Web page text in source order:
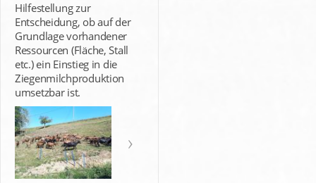
Hilfestellung zur
Entscheidung, ob auf der
Grundlage vorhandener
Ressourcen (Fläche, Stall
etc.) ein Einstieg in die
Ziegenmilchproduktion
umsetzbar ist.